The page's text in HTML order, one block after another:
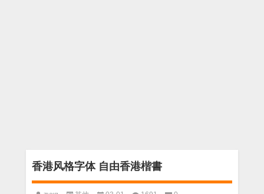
香港风格字体 自由香港楷書